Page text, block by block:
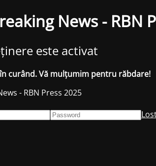
News - RBN
este activat
curând. Vă mulțumim pentru răbdare!
- RBN Press 2025